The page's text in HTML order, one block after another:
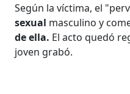
Según la víctima, el
sexual masculino y
de ella. El acto quedó
joven grabó.